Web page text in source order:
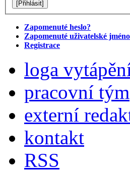
Zapomenuté heslo?
Zapomenuté uživatelské
Registrace
loga
pracovní tým
externí
kontakt
RSS